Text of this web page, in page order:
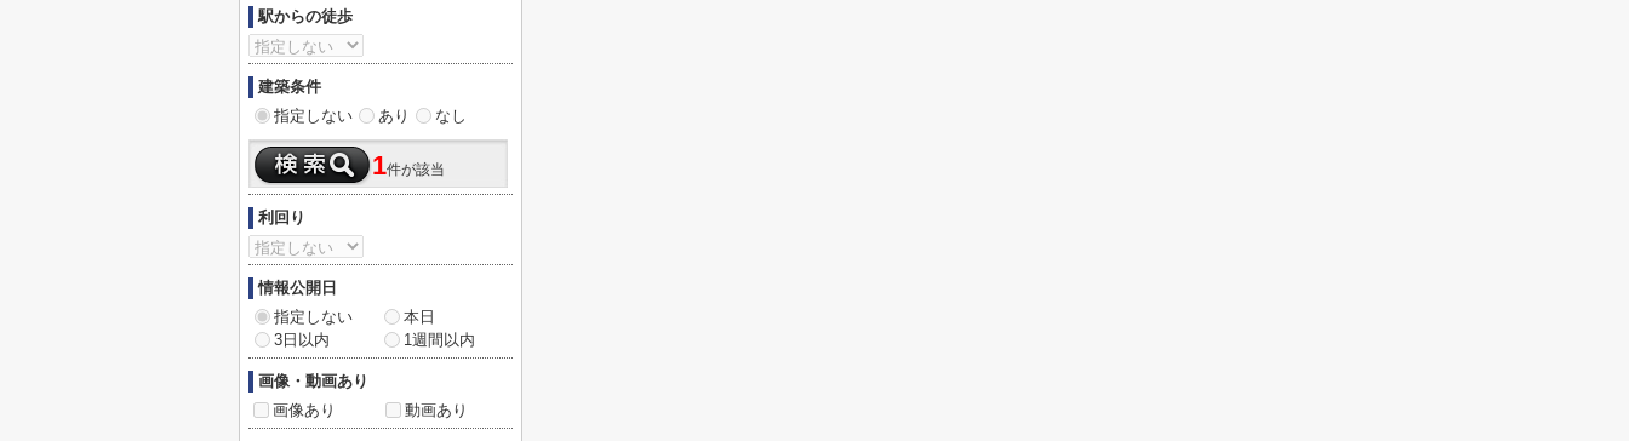
駅からの徒歩
建築条件
指定しない
あり なし
1件が該当
利回り
情報公開日
指定しない
本日
3日以内
1週間以内
画像・動画あり
画像あり
動画あり